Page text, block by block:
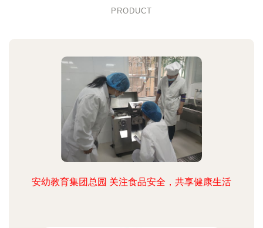
PRODUCT
安幼教育集团总园 关注食品安全，共享健康生活